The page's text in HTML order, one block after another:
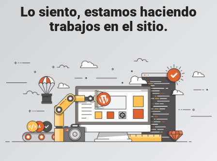
Lo siento, estamos haciendo
trabajos en el sitio.